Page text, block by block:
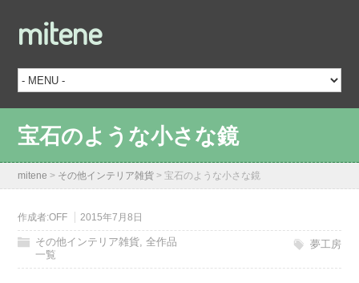
mitene
宝石のような小さな鏡
mitene > その他インテリア雑貨 >宝石のような小さな鏡
作成者:OFF 2015年7月8日
その他インテリア雑貨,全作品
一覧
夢工房